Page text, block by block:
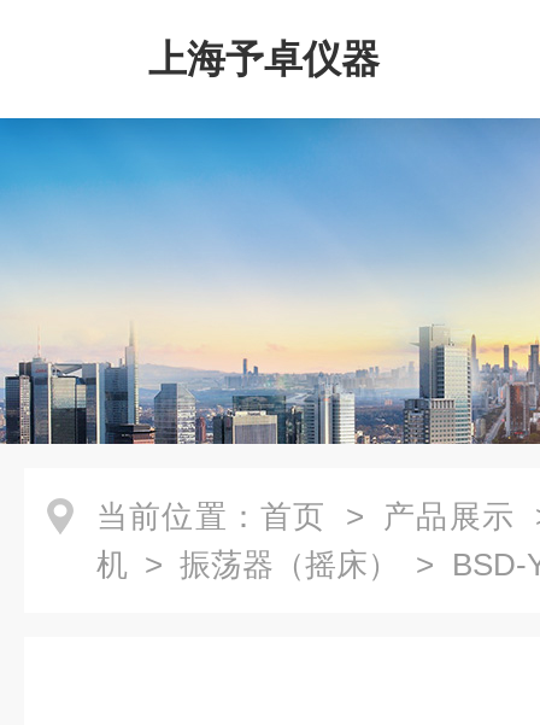
上海予卓仪器
当前位置： 首页 > 产品展示
机 > 振荡器（摇床）
> BSD-